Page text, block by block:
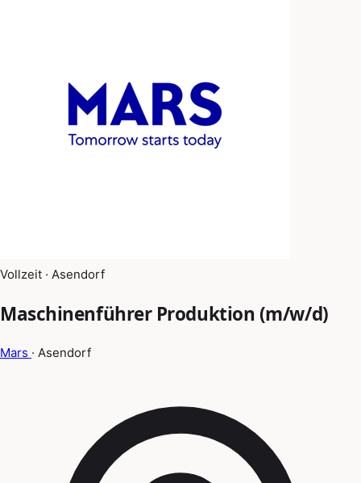
Vollzeit · Asendorf
Maschinenführer Produktion (m/w/d)
Mars · Asendorf